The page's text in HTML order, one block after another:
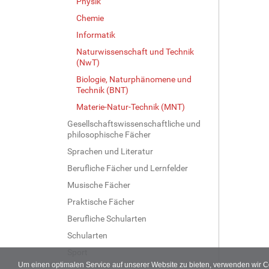
Um einen optimalen Service auf unserer Website zu bieten, verwenden wir
Chemie
Informatik
Naturwissenschaft und Technik
(NwT)
Biologie, Naturphänomene und
Technik (BNT)
Materie-Natur-Technik (MNT)
Gesellschaftswissenschaftliche und
philosophische Fächer
Sprachen und Literatur
Berufliche Fächer und Lernfelder
Musische Fächer
Praktische Fächer
Berufliche Schularten
Schularten